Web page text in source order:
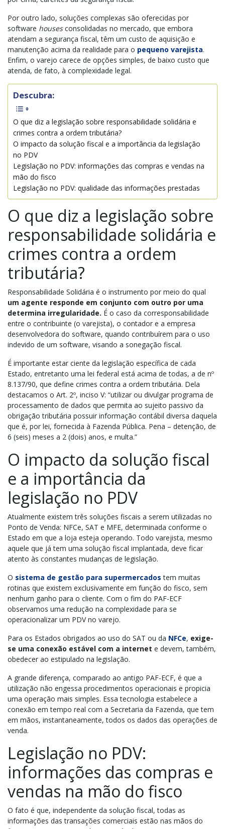
Por outro lado, soluções complexas são oferecidas por
software housesconsolidadas no mercado, que embora
atendam a segurança fiscal, têm um custo de aquisição e
manutenção acima da realidade para o pequeno varejista.
Enfim, o varejo carece de opções simples, de baixo custo que
atenda, de fato, à complexidade legal.
Descubra:
O que diz a legislação sobre responsabilidade solidária e
crimes contra a ordem tributária?
O impacto da solução fiscal e a importância da legislação
no PDV
Legislação no PDV: informações das compras e vendas na
mão do fisco
Legislação no PDV: qualidade das informações prestadas
O que diz a legislação sobre
responsabilidade solidária e
crimes contra a ordem
tributária?
Responsabilidade Solidária é o instrumento por meio do qual
um agente responde em conjunto com outro por uma
determina irregularidade. É o caso da corresponsabilidade
entre o contribuinte (o varejista), o contador e a empresa
desenvolvedora do software, quando contribuírem para o uso
indevido de um software, visando a sonegação fiscal.
É importante estar ciente da legislação específica de cada
Estado, entretanto uma lei federal está acima de todas, a de nº
8.137/90, que define crimes contra a ordem tributária. Dela
destacamos o Art. 2º, inciso V: “utilizar ou divulgar programa de
processamento de dados que permita ao sujeito passivo da
obrigação tributária possuir informação contábil diversa daquela
que é, por lei, fornecida à Fazenda Pública. Pena – detenção, de
6 (seis) meses a 2 (dois) anos, e multa.”
O impacto da solução fiscal
e a importância da
legislação no PDV
Atualmente existem três soluções fiscais a serem utilizadas no
Ponto de Venda: NFCe, SAT e MFE, determinada conforme o
Estado em que a loja esteja operando. Todo varejista, mesmo
aquele que já tem uma solução fiscal implantada, deve ficar
atento às constantes mudanças de legislação.
O sistema de gestão para supermercados tem muitas
rotinas que existem exclusivamente em função do fisco, sem
nenhum ganho para o cliente. Com o fim do PAF-ECF
observamos uma redução na complexidade para se
operacionalizar um PDV no varejo.
Para os Estados obrigados ao uso do SAT ou da NFCe, exige-
se uma conexão estável com a internet e devem, também,
obedecer ao estipulado na legislação.
A grande diferença, comparado ao antigo PAF-ECF, é que a
utilização não engessa procedimentos operacionais e propicia
uma operação mais simples. Essa tecnologia estabelece a
conexão em tempo real com a Secretaria da Fazenda, que tem
em mãos, instantaneamente, todos os dados das operações de
venda.
Legislação no PDV:
informações das compras e
vendas na mão do fisco
O fato é que, independente da solução fiscal, todas as
informações das transações comerciais estão nas mãos do